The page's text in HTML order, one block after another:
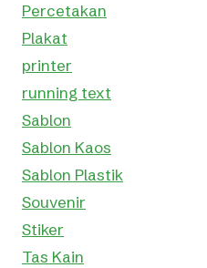
Percetakan
Plakat
printer
running text
Sablon
Sablon Kaos
Sablon Plastik
Souvenir
Stiker
Tas Kain